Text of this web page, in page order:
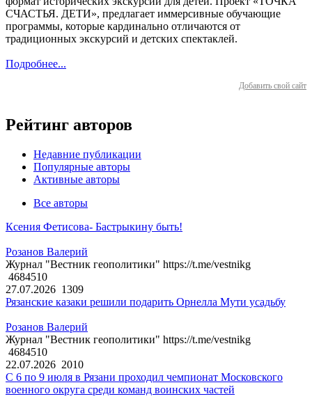
СЧАСТЬЯ. ДЕТИ», предлагает иммерсивные обучающие
программы, которые кардинально отличаются от
традиционных экскурсий и детских спектаклей.
Подробнее...
Добавить свой сайт
Рейтинг авторов
Недавние публикации
Популярные авторы
Активные авторы
Все авторы
Ксения Фетисова- Бастрыкину быть!
Розанов Валерий
Журнал "Вестник геополитики" https://t.me/vestnikg
4684510
27.07.2026 1309
Рязанские казаки решили подарить Орнелла Мути усадьбу
Розанов Валерий
Журнал "Вестник геополитики" https://t.me/vestnikg
4684510
22.07.2026 2010
С 6 по 9 июля в Рязани проходил чемпионат Московского
военного округа среди команд воинских частей